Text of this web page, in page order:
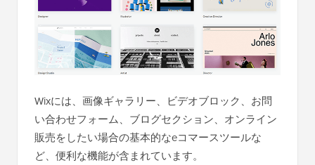
Wixには、画像ギャラリー、ビデオブロック、お問
い合わせフォーム、ブログセクション、オンライン
販売をしたい場合の基本的なeコマースツールな
ど、便利な機能が含まれています。